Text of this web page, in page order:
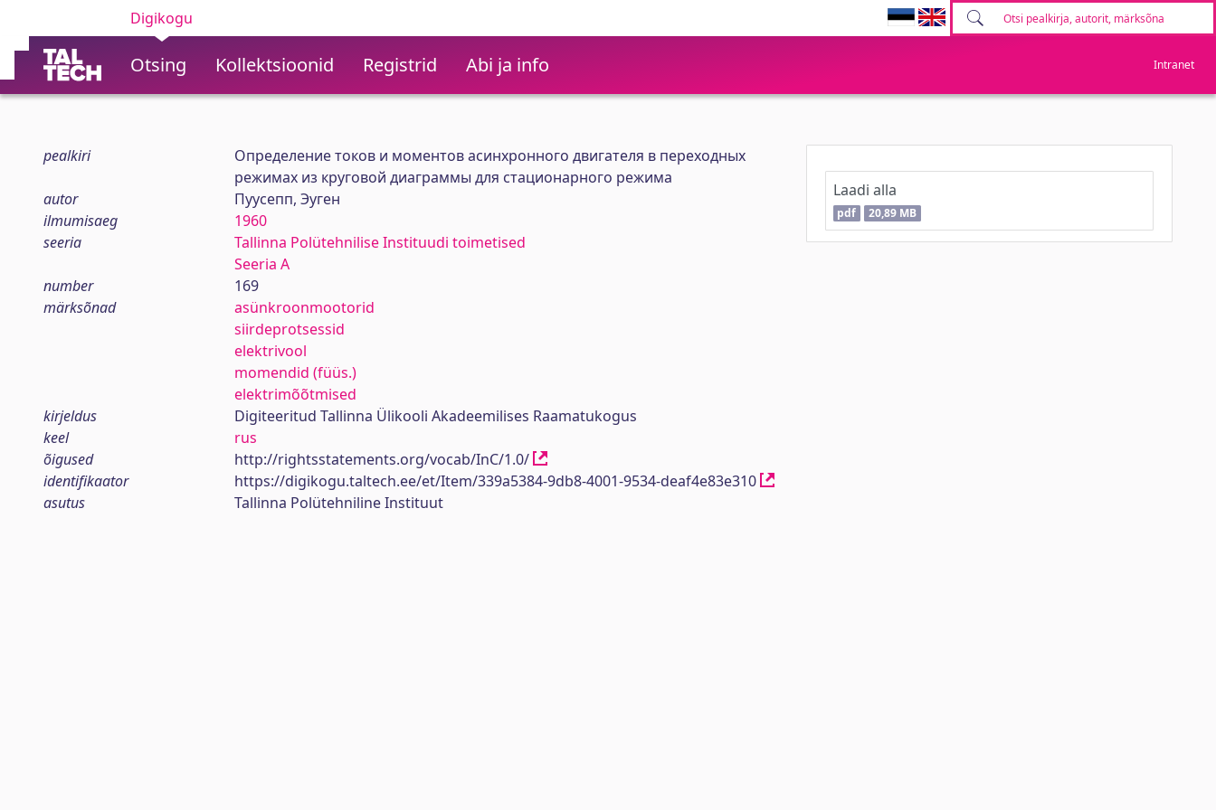
Digikogu
Otsing Kollektsioonid Registrid Abi ja info Intranet
pealkiri
Определение токов и моментов асинхронного двигателя в переходных
режимах из круговой диаграммы для стационарного режима
autor
Пуусепп, Эуген
ilmumisaeg
1960
seeria
Tallinna Polütehnilise Instituudi toimetised
Seeria A
number
169
märksõnad
asünkroonmootorid
siirdeprotsessid
elektrivool
momendid (füüs.)
elektrimõõtmised
kirjeldus
Digiteeritud Tallinna Ülikooli Akadeemilises Raamatukogus
keel
rus
õigused
http://rightsstatements.org/vocab/InC/1.0/
identifikaator
https://digikogu.taltech.ee/et/Item/339a5384-9db8-4001-9534-deaf4e83e310
asutus
Tallinna Polütehniline Instituut
Laadi alla
pdf 20,89 MB